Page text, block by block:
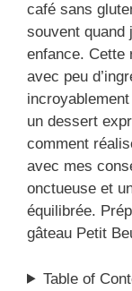
café sans
souvent quand
enfance. Cette
avec peu
un dessert
comment
avec mes
onctueuse et
équilibrée.
gâteau Petit
Table of